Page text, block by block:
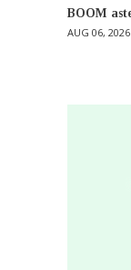
BOOM
AUG 06, 2026